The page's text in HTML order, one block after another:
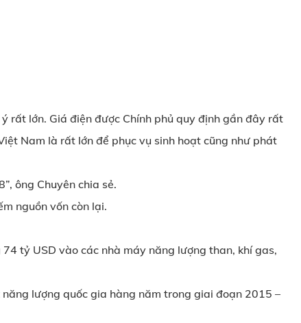
rất lớn. Giá điện được Chính phủ quy định gần đây rất
Nam là rất lớn để phục vụ sinh hoạt cũng như phát
ông Chuyên chia sẻ.
nguồn vốn còn lại.
tỷ USD vào các nhà máy năng lượng than, khí gas,
lượng quốc gia hàng năm trong giai đoạn 2015 –